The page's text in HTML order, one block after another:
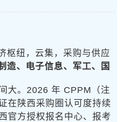
枢纽，
造、电子信息、军工、国
云集，采购与供应
大。2026 年 CPPM（注
在陕西采购圈认可度持续
官方授权报名中心、报考